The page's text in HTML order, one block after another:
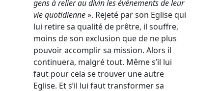
gens à relier au divin les événements de leur
vie quotidienne». Rejeté par son Eglise qui
lui retire sa qualité de prêtre, il souffre,
moins de son exclusion que de ne plus
pouvoir accomplir sa mission. Alors il
continuera, malgré tout. Même s’il lui
faut pour cela se trouver une autre
Eglise. Et s’il lui faut transformer sa